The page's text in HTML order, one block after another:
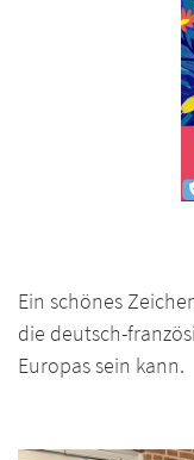
Ein schönes
die deutsch-
Europas sein kann.